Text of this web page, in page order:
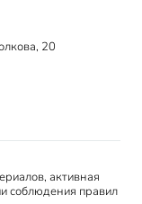
20
активная
соблюдения правил